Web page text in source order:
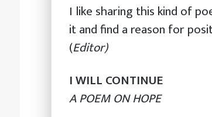
I like sharing this kind of
it and find a reason for
(Editor)
I WILL CONTINUE
A POEM ON HOPE